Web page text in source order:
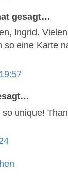
gesagt…
Ingrid.
so eine Karte
unique!